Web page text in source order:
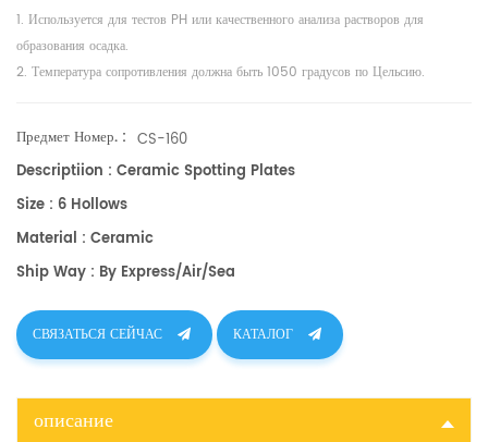
1. Используется для тестов PH или качественного анализа растворов для
образования осадка.
2. Температура сопротивления должна быть 1050 градусов по Цельсию.
Предмет Номер. : CS-160
Descriptiion : Ceramic Spotting Plates
Size : 6 Hollows
Material : Ceramic
Ship Way : By Express/air/sea
СВЯЗАТЬСЯ СЕЙЧАС КАТАЛОГ
описание